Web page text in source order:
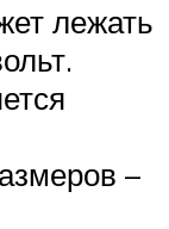
лежать
–